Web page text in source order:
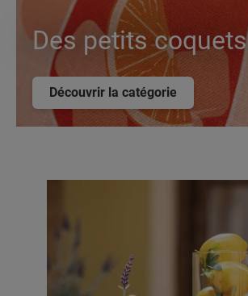
Des petits coquets
Découvrir la catégorie